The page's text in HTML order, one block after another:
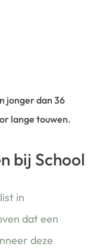
jonger dan 36
lange touwen.
bij School
in
dat een
deze